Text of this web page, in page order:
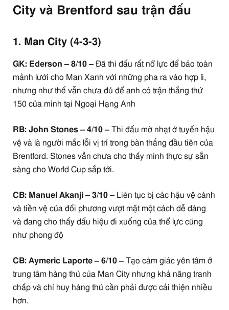
City và Brentford sau trận đấu
1. Man City (4-3-3)
GK: Ederson – 8/10 – Đã thi đấu rất nổ lực để bảo toàn
mảnh lưới cho Man Xanh với những pha ra vào hợp lí,
nhưng như thế vẫn chưa đủ để anh có trận thắng thứ
150 của mình tại Ngoại Hạng Anh
RB: John Stones – 4/10 – Thi đấu mờ nhạt ở tuyến hậu
vệ và là người mắc lỗi vị trí trong bàn thắng đầu tiên của
Brentford. Stones vẫn chưa cho thấy mình thực sự sẵn
sàng cho World Cup sắp tới.
CB: Manuel Akanji – 3/10 – Liên tục bị các hậu vệ cánh
và tiền vệ của đối phương vượt mặt một cách dễ dàng
và đang cho thấy dấu hiệu đi xuống của thể lực cũng
như phong độ
CB: Aymeric Laporte – 6/10 – Tạo cảm giác yên tâm ở
trung tâm hàng thủ của Man City nhưng khả năng tranh
chấp và chỉ huy hàng thủ cần phải được cải thiện nhiều
hơn.